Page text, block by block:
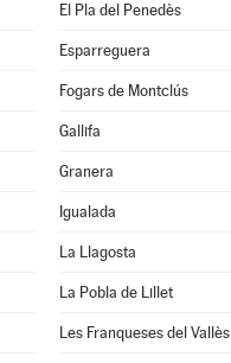
El Pla del Penedès
Esparreguera
Fogars de Montclús
Gallifa
Granera
Igualada
La Llagosta
La Pobla de Lillet
Les Franqueses del Vallès